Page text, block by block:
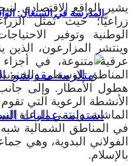
المدرسة في السنغال:
يشير الواقع الاقتصادي
زراعيًّا؛ حيث تُمثل
الوطنية وتوفير
وينتشر المزارعون،
عرقية متنوعة، في
المناطق الوسطى
هطول الأمطار. وإلى جانب
الأنشطة الرعوية التي
الماشية، وينتمي الرعاة
في المناطق الشمالية شبه
الفولاني البدوية، وهي
بالإسلام.